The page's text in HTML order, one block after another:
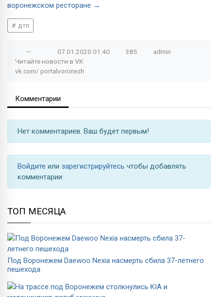
воронежском ресторане →
дтп
— 07.01.2020 01:40 385
admin
Читайте новости в VK
vk.com/ portalvoronezh
Комментарии
Нет комментариев. Ваш будет первым!
Войдите или зарегистрируйтесь чтобы добавлять
комментарии
ТОП МЕСЯЦА
Под Воронежем Daewoo Nexia насмерть сбила 37-летнего
пешехода